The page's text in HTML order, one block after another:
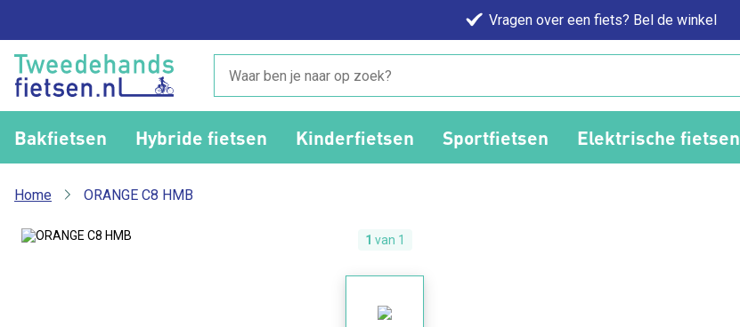
Vragen over een fiets? Bel de winkel
Bakfietsen Hybride fietsen Kinderfietsen Sportfietsen Elektrische fietsen
Home ORANGE C8 HMB
1 van 1